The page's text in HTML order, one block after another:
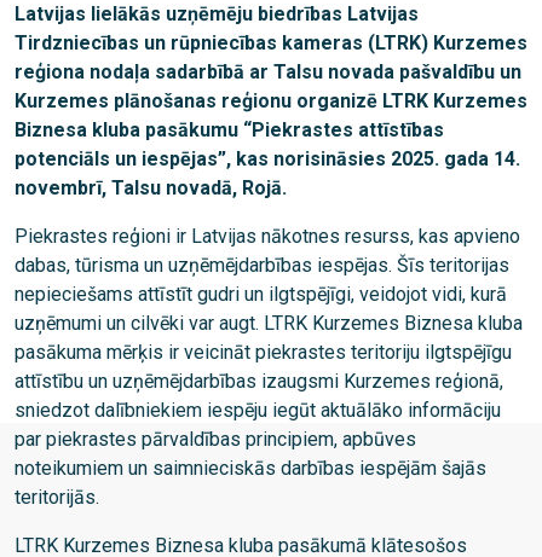
Latvijas lielākās uzņēmēju biedrības Latvijas
Tirdzniecības un rūpniecības kameras (LTRK) Kurzemes
reģiona nodaļa sadarbībā ar Talsu novada pašvaldību un
Kurzemes plānošanas reģionu organizē LTRK Kurzemes
Biznesa kluba pasākumu “Piekrastes attīstības
potenciāls un iespējas”, kas norisināsies 2025. gada 14.
novembrī, Talsu novadā, Rojā.
Piekrastes reģioni ir Latvijas nākotnes resurss, kas apvieno
dabas, tūrisma un uzņēmējdarbības iespējas. Šīs teritorijas
nepieciešams attīstīt gudri un ilgtspējīgi, veidojot vidi, kurā
uzņēmumi un cilvēki var augt. LTRK Kurzemes Biznesa kluba
pasākuma mērķis ir veicināt piekrastes teritoriju ilgtspējīgu
attīstību un uzņēmējdarbības izaugsmi Kurzemes reģionā,
sniedzot dalībniekiem iespēju iegūt aktuālāko informāciju
par piekrastes pārvaldības principiem, apbūves
noteikumiem un saimnieciskās darbības iespējām šajās
teritorijās.
LTRK Kurzemes Biznesa kluba pasākumā klātesošos